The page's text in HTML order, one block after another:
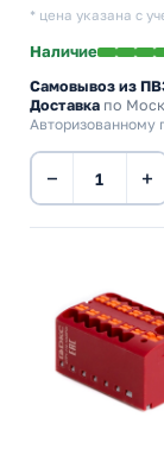
* цена указана с
Наличие
Самовывоз из
Доставка по
Авторизованному
− +